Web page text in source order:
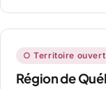
○ Territoire ouvert
Région de